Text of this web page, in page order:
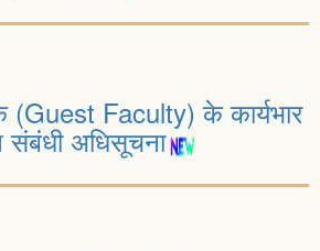
(Guest Faculty) के कार्यभार
संबंधी अधिसूचना